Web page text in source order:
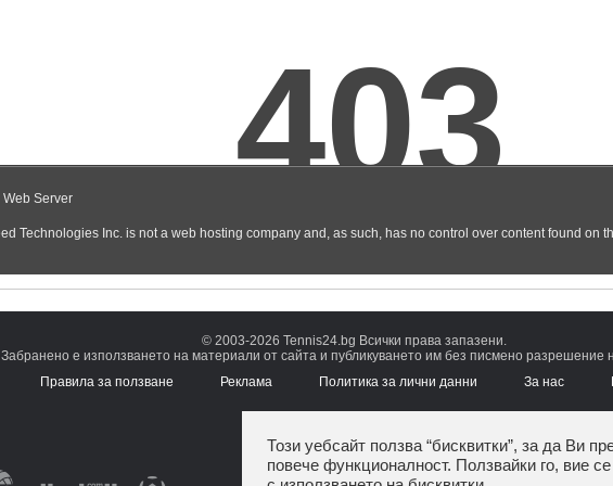
© 2003-2026 Tennis24.bg Всички права запазени.
Забранено е използването на материали от сайта и публикуването им без писмено разрешение
Правила за ползване
Реклама Политика за лични данни За нас
Този уебсайт ползва “бисквитки”, за да Ви
повече функционалност. Ползвайки го, вие